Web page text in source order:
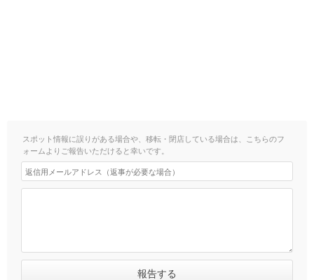
スポット情報に誤りがある場合や、移転・閉店している場合は、こちらのフ
ォームよりご報告いただけると幸いです。